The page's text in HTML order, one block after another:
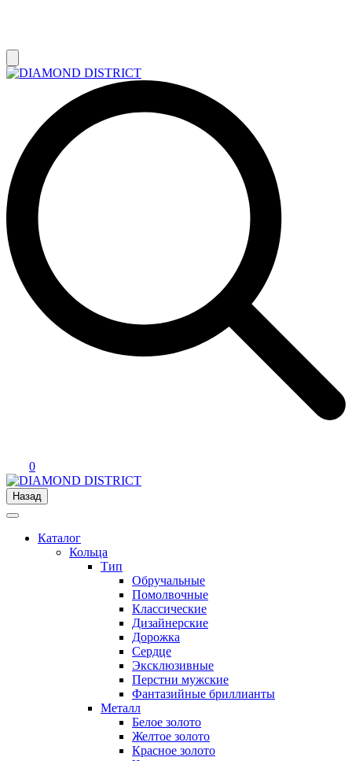
0
Назад
Каталог
Кольца
Тип
Обручальные
Помолвочные
Классические
Дизайнерские
Дорожка
Сердце
Эксклюзивные
Перстни мужские
Фантазийные бриллианты
Металл
Белое золото
Желтое золото
Красное золото